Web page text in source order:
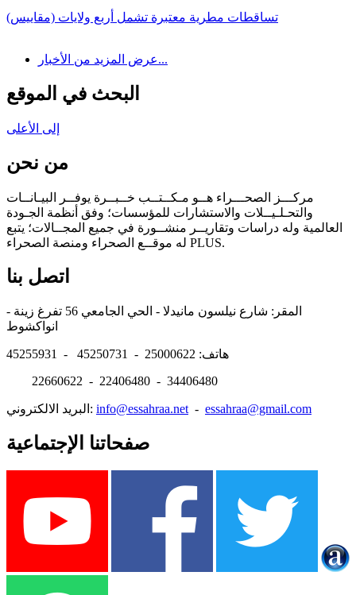
تساقطات مطرية معتبرة تشمل أربع ولايات (مقاييس)
عرض المزيد من الأخبار...
البحث في الموقع
إلى الأعلى
من نحن
مركـــز الصحـــراء هــو مـكــتــب خــبــرة يوفــر البيـانــات
والتحـلـيــلات والاستشارات للمؤسسات؛ وفق أنظمة الجـودة
العالمية وله دراسات وتقاريــر منشــورة في جميع المجــالات؛ يتبع
له موقــع الصحراء ومنصة الصحراء PLUS.
اتصل بنا
المقر: شارع نيلسون مانيدلا - الحي الجامعي 56 تفرغ زينة -
هاتف: 25000622 - 45250731 - 45255931
22660622 - 22406480 - 34406480
البريد الالكتروني: info@essahraa.net - essahraa@gmail.com
صفحاتنا الإجتماعية